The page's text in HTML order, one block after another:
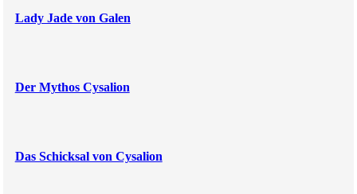
Lady Jade von Galen
Der Mythos Cysalion
Das Schicksal von Cysalion